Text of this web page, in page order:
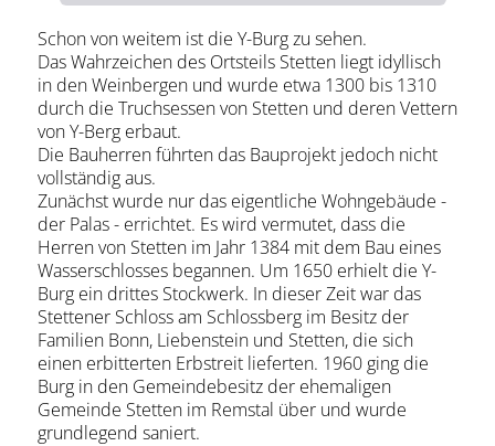
Schon von weitem ist die Y-Burg zu sehen.
Das Wahrzeichen des Ortsteils Stetten liegt idyllisch
in den Weinbergen und wurde etwa 1300 bis 1310
durch die Truchsessen von Stetten und deren Vettern
von Y-Berg erbaut.
Die Bauherren führten das Bauprojekt jedoch nicht
vollständig aus.
Zunächst wurde nur das eigentliche Wohngebäude -
der Palas - errichtet. Es wird vermutet, dass die
Herren von Stetten im Jahr 1384 mit dem Bau eines
Wasserschlosses begannen. Um 1650 erhielt die Y-
Burg ein drittes Stockwerk. In dieser Zeit war das
Stettener Schloss am Schlossberg im Besitz der
Familien Bonn, Liebenstein und Stetten, die sich
einen erbitterten Erbstreit lieferten. 1960 ging die
Burg in den Gemeindebesitz der ehemaligen
Gemeinde Stetten im Remstal über und wurde
grundlegend saniert.